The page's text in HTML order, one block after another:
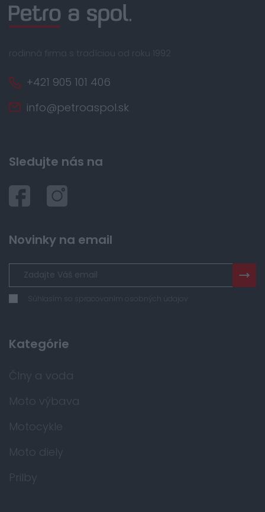
rodinná firma s tradíciou od roku 1992
+421 905 101 406
info@petroaspol.sk
Sledujte nás na
Novinky na email
Súhlasím so spracovaním osobných údajov
Kategórie
Člny a voda
Moto výbava
Motocykle
Moto diely
Prilby